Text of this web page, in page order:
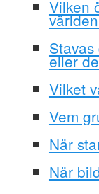
Vilken
eller
Vilket
Vem
När
När